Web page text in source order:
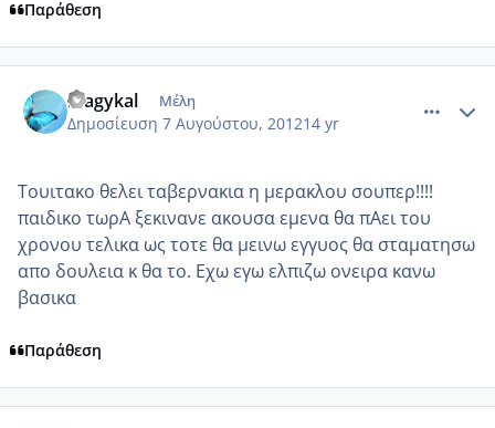
Παράθεση
magykal Μέλη
Δημοσίευση 7 Αυγούστου, 201214 yr
Τουιτακο θελει ταβερνακια η μερακλου σουπερ!!!!
παιδικο τωρΑ ξεκινανε ακουσα εμενα θα πΑει του
χρονου τελικα ως τοτε θα μεινω εγγυος θα σταματησω
απο δουλεια κ θα το. Εχω εγω ελπιζω ονειρα κανω
βασικα
Παράθεση